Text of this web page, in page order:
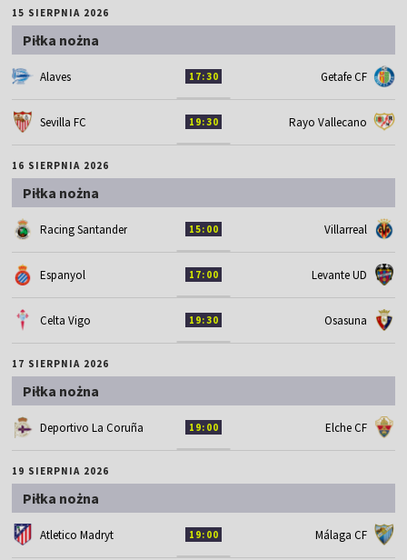
15 SIERPNIA 2026
Piłka nożna
Alaves 17:30 Getafe CF
Sevilla FC 19:30 Rayo Vallecano
16 SIERPNIA 2026
Piłka nożna
Racing Santander 15:00 Villarreal
Espanyol 17:00 Levante UD
Celta Vigo 19:30 Osasuna
17 SIERPNIA 2026
Piłka nożna
Deportivo La Coruña 19:00 Elche CF
19 SIERPNIA 2026
Piłka nożna
Atletico Madryt 19:00 Málaga CF